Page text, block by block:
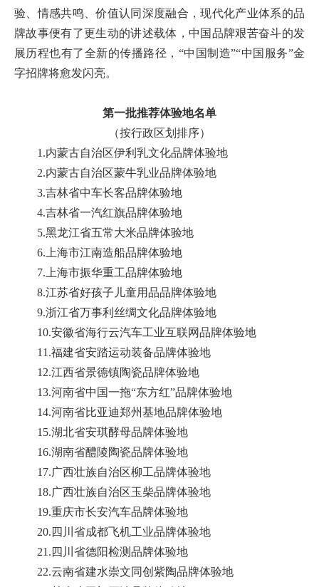
验、情感共鸣、价值认同深度融合，现代化产业体系的品
牌故事便有了更生动的讲述载体，中国品牌艰苦奋斗的发
展历程也有了全新的传播路径，“中国制造”“中国服务”金
字招牌将愈发闪亮。
第一批推荐体验地名单
（按行政区划排序）
1.内蒙古自治区伊利乳文化品牌体验地
2.内蒙古自治区蒙牛乳业品牌体验地
3.吉林省中车长客品牌体验地
4.吉林省一汽红旗品牌体验地
5.黑龙江省五常大米品牌体验地
6.上海市江南造船品牌体验地
7.上海市振华重工品牌体验地
8.江苏省好孩子儿童用品品牌体验地
9.浙江省万事利丝绸文化品牌体验地
10.安徽省海行云汽车工业互联网品牌体验地
11.福建省安踏运动装备品牌体验地
12.江西省景德镇陶瓷品牌体验地
13.河南省中国一拖“东方红”品牌体验地
14.河南省比亚迪郑州基地品牌体验地
15.湖北省安琪酵母品牌体验地
16.湖南省醴陵陶瓷品牌体验地
17.广西壮族自治区柳工品牌体验地
18.广西壮族自治区玉柴品牌体验地
19.重庆市长安汽车品牌体验地
20.四川省成都飞机工业品牌体验地
21.四川省德阳检测品牌体验地
22.云南省建水崇文同创紫陶品牌体验地